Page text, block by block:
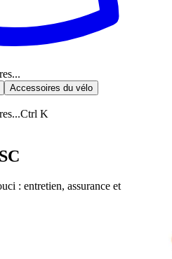
Accessoires du vélo
Ctrl K
: entretien, assurance et